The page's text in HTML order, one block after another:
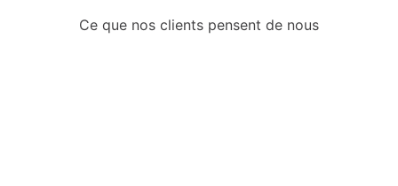
Ce que nos clients pensent de nous